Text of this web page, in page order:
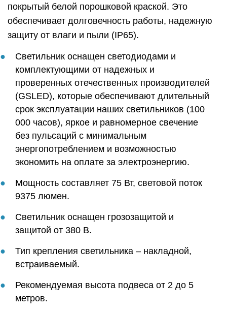
покрытый белой порошковой краской. Это
обеспечивает долговечность работы, надежную
защиту от влаги и пыли (IP65).
Светильник оснащен светодиодами и
комплектующими от надежных и
проверенных отечественных производителей
(GSLED), которые обеспечивают длительный
срок эксплуатации наших светильников (100
000 часов), яркое и равномерное свечение
без пульсаций с минимальным
энергопотреблением и возможностью
экономить на оплате за электроэнергию.
Мощность составляет 75 Вт, световой поток
9375 люмен.
Светильник оснащен грозозащитой и
защитой от 380 В.
Тип крепления светильника – накладной,
встраиваемый.
Рекомендуемая высота подвеса от 2 до 5
метров.